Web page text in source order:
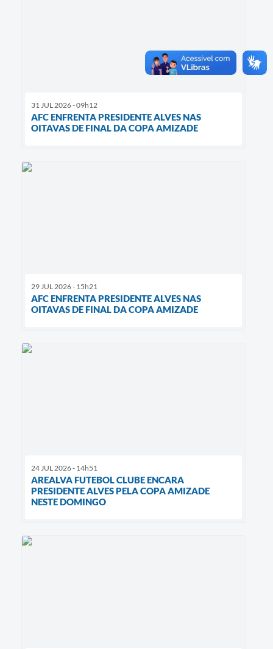
31 JUL 2026 - 09h12
AFC ENFRENTA PRESIDENTE ALVES NAS
OITAVAS DE FINAL DA COPA AMIZADE
29 JUL 2026 - 15h21
AFC ENFRENTA PRESIDENTE ALVES NAS
OITAVAS DE FINAL DA COPA AMIZADE
24 JUL 2026 - 14h51
AREALVA FUTEBOL CLUBE ENCARA
PRESIDENTE ALVES PELA COPA AMIZADE
NESTE DOMINGO